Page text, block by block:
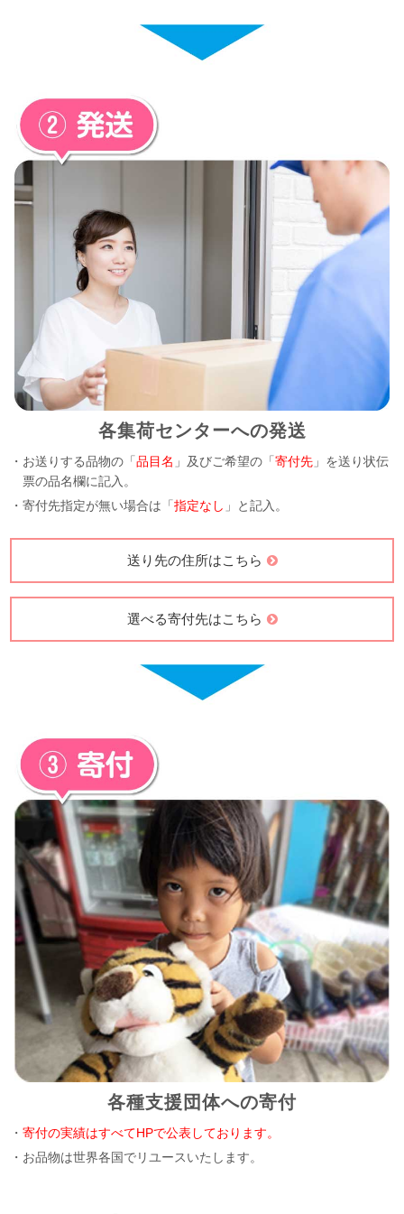
各集荷センターへの発送
・お送りする品物の「品目名 」及びご希望の「寄付先 」を送り状伝
票の品名欄に記入。
・寄付先指定が無い場合は「指定なし 」と記入。
送り先の住所はこちら
選べる寄付先はこちら
各種支援団体への寄付
・寄付の実績はすべてHPで公表しております。
・お品物は世界各国でリユースいたします。